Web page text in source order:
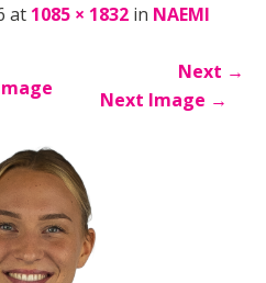
at 1085 × 1832 in NAEMI
Next →
Next Image →